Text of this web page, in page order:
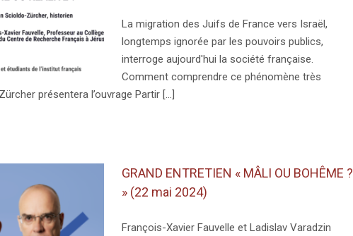
La migration des Juifs de France vers Israël,
longtemps ignorée par les pouvoirs publics,
interroge aujourd'hui la société française.
Comment comprendre ce phénomène très
présentera l’ouvrage Partir [...]
GRAND ENTRETIEN « MÂLI OU BOHÊME ?
» (22 mai 2024)
François-Xavier Fauvelle et Ladislav Varadzin